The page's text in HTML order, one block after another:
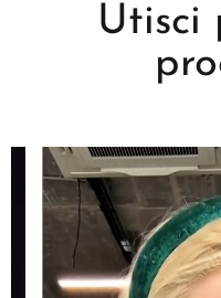
Utisci